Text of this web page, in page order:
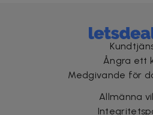
Ångra ett
Medgivande för
Allmänna